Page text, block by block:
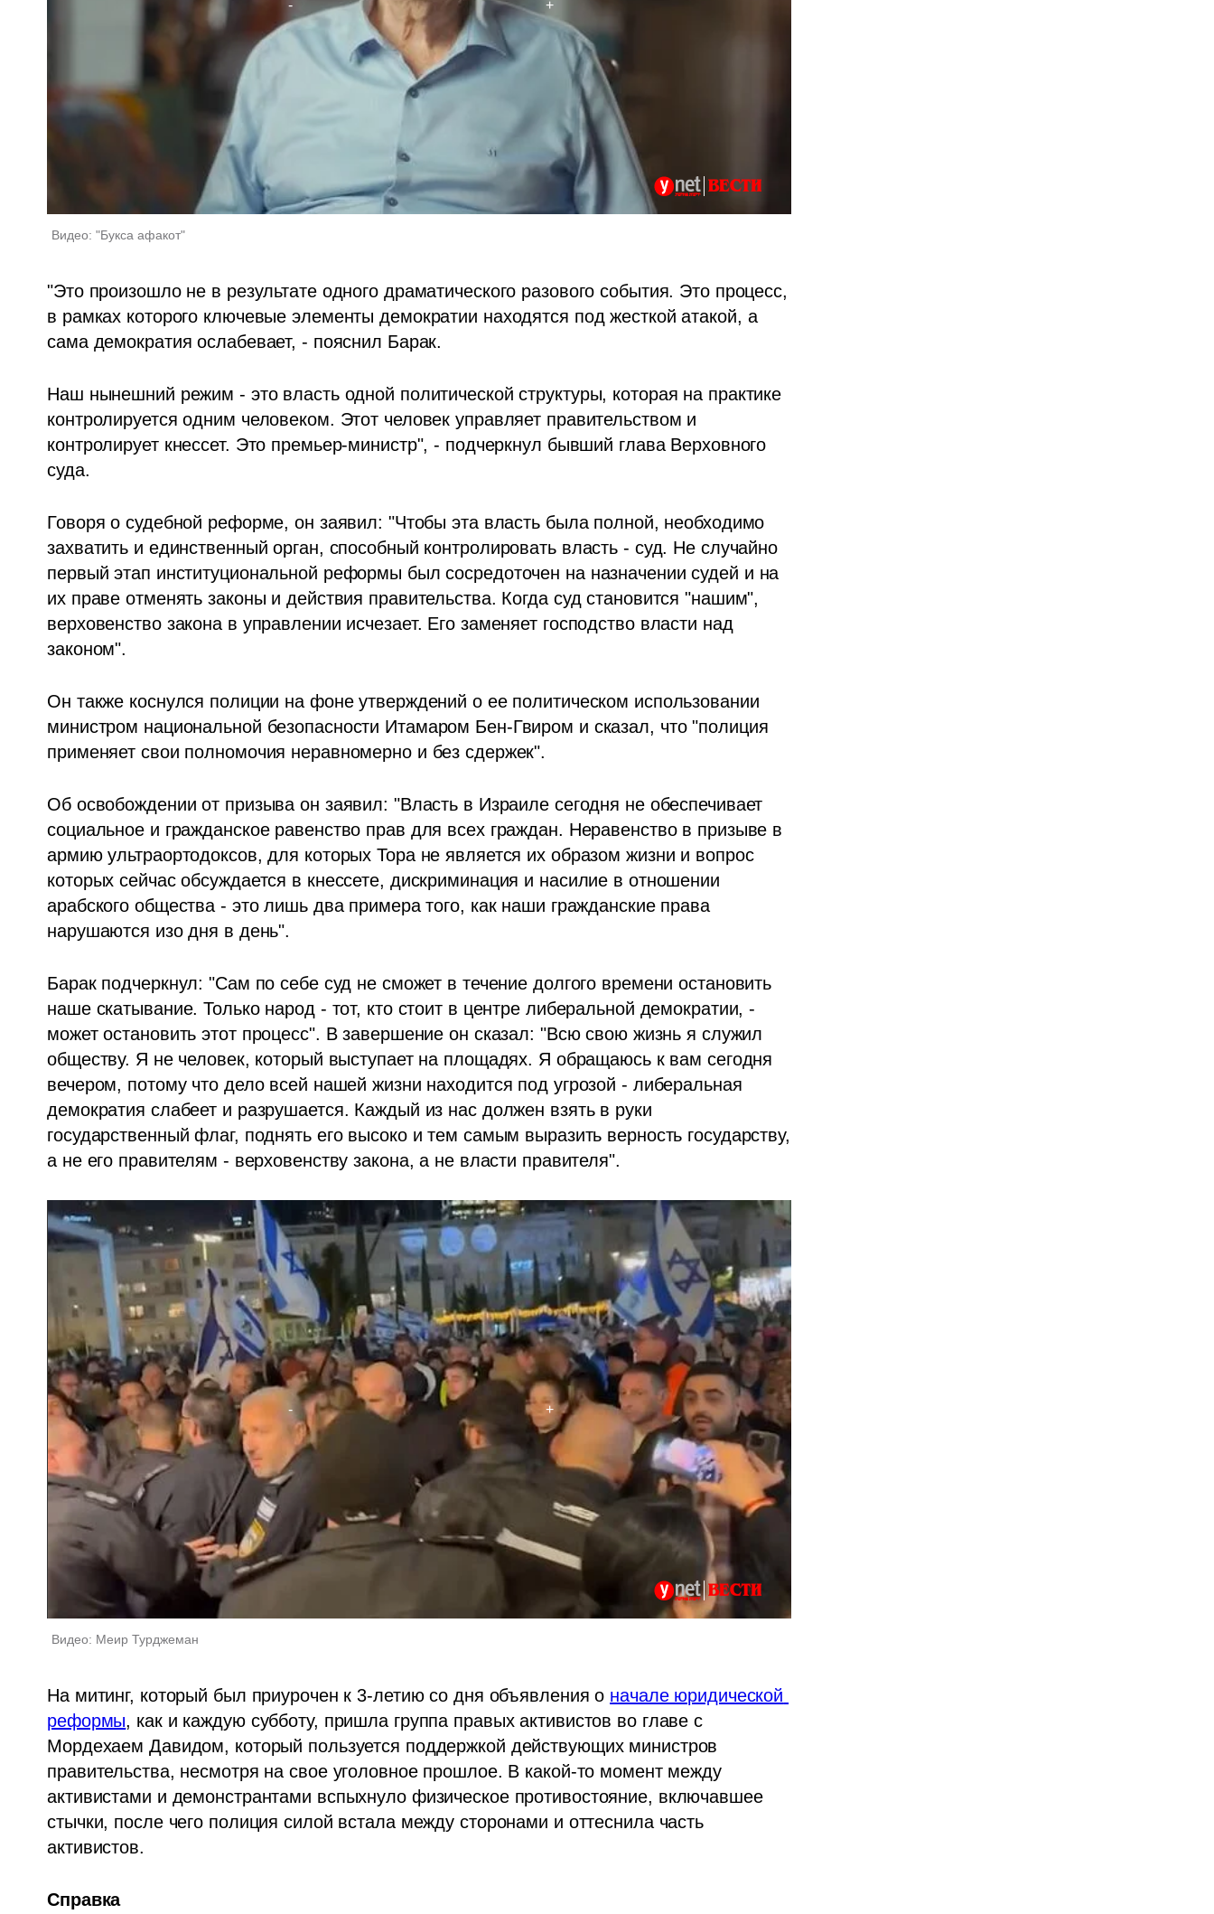
Видео: "Букса афакот"
"Это произошло не в результате одного драматического разового события. Это процесс,
в рамках которого ключевые элементы демократии находятся под жесткой атакой, а
сама демократия ослабевает, - пояснил Барак.
Наш нынешний режим - это власть одной политической структуры, которая на практике
контролируется одним человеком. Этот человек управляет правительством и
контролирует кнессет. Это премьер-министр", - подчеркнул бывший глава Верховного
суда.
Говоря о судебной реформе, он заявил: "Чтобы эта власть была полной, необходимо
захватить и единственный орган, способный контролировать власть - суд. Не случайно
первый этап институциональной реформы был сосредоточен на назначении судей и на
их праве отменять законы и действия правительства. Когда суд становится "нашим",
верховенство закона в управлении исчезает. Его заменяет господство власти над
законом".
Он также коснулся полиции на фоне утверждений о ее политическом использовании
министром национальной безопасности Итамаром Бен-Гвиром и сказал, что "полиция
применяет свои полномочия неравномерно и без сдержек".
Об освобождении от призыва он заявил: "Власть в Израиле сегодня не обеспечивает
социальное и гражданское равенство прав для всех граждан. Неравенство в призыве в
армию ультраортодоксов, для которых Тора не является их образом жизни и вопрос
которых сейчас обсуждается в кнессете, дискриминация и насилие в отношении
арабского общества - это лишь два примера того, как наши гражданские права
нарушаются изо дня в день".
Барак подчеркнул: "Сам по себе суд не сможет в течение долгого времени остановить
наше скатывание. Только народ - тот, кто стоит в центре либеральной демократии, -
может остановить этот процесс". В завершение он сказал: "Всю свою жизнь я служил
обществу. Я не человек, который выступает на площадях. Я обращаюсь к вам сегодня
вечером, потому что дело всей нашей жизни находится под угрозой - либеральная
демократия слабеет и разрушается. Каждый из нас должен взять в руки
государственный флаг, поднять его высоко и тем самым выразить верность государству,
а не его правителям - верховенству закона, а не власти правителя".
Видео: Меир Турджеман
На митинг, который был приурочен к 3-летию со дня объявления о начале юридической
реформы, как и каждую субботу, пришла группа правых активистов во главе с
Мордехаем Давидом, который пользуется поддержкой действующих министров
правительства, несмотря на свое уголовное прошлое. В какой-то момент между
активистами и демонстрантами вспыхнуло физическое противостояние, включавшее
стычки, после чего полиция силой встала между сторонами и оттеснила часть
активистов.
Справка